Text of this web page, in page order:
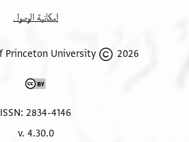
إمكانية الوصول
2026 The Trustees of Princeton University
ISSN: 2834-4146
v. 4.30.0